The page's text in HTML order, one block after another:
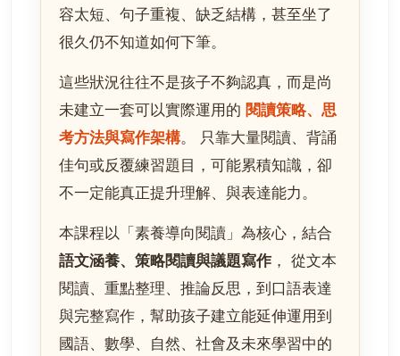
容太短、句子重複、缺乏結構，甚至坐了
很久仍不知道如何下筆。
這些狀況往往不是孩子不夠認真，而是尚
未建立一套可以實際運用的 閱讀策略、思
考方法與寫作架構。 只靠大量閱讀、背誦
佳句或反覆練習題目，可能累積知識，卻
不一定能真正提升理解、與表達能力。
本課程以「素養導向閱讀」為核心，結合
語文涵養、策略閱讀與議題寫作 ， 從文本
閱讀、重點整理、推論反思，到口語表達
與完整寫作，幫助孩子建立能延伸運用到
國語、數學、自然、社會及未來學習中的